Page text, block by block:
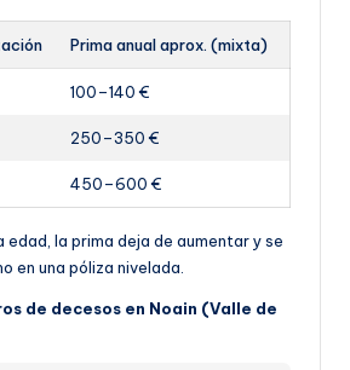
Prima anual aprox. (mixta)
100–140 €
250–350 €
450–600 €
edad, la prima deja de aumentar y se
en una póliza nivelada.
de decesos en Noain (Valle de